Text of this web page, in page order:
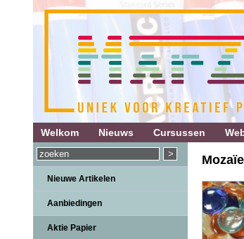
Welkom Nieuws Cursussen
Nieuwe Artikelen
Aanbiedingen
Aktie Papier